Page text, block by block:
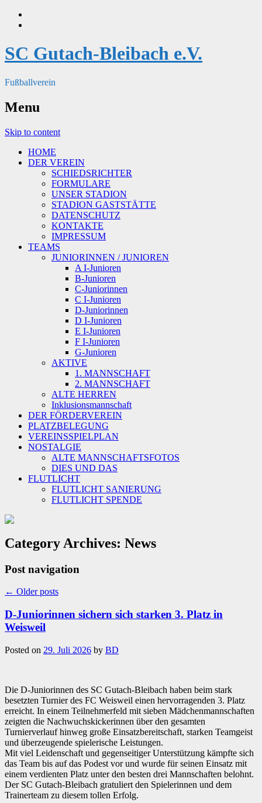
SC Gutach-Bleibach e.V.
Fußballverein
Menu
Skip to content
HOME
DER VEREIN
SCHIEDSRICHTER
FORMULARE
UNSER STADION
STADION GASTSTÄTTE
DATENSCHUTZ
KONTAKTE
IMPRESSUM
TEAMS
JUNIORINNEN / JUNIOREN
A I-Junioren
B-Junioren
C-Juniorinnen
C I-Junioren
D-Juniorinnen
D I-Junioren
E I-Junioren
F I-Junioren
G-Junioren
AKTIVE
1. MANNSCHAFT
2. MANNSCHAFT
ALTE HERREN
Inklusionsmannschaft
DER FÖRDERVEREIN
PLATZBELEGUNG
VEREINSSPIELPLAN
NOSTALGIE
ALTE MANNSCHAFTSFOTOS
DIES UND DAS
FLUTLICHT
FLUTLICHT SANIERUNG
FLUTLICHT SPENDE
Category Archives: News
Post navigation
← Older posts
D-Juniorinnen sichern sich starken 3. Platz in
Weisweil
Posted on 29. Juli 2026 by BD
Die D-Juniorinnen des SC Gutach-Bleibach haben beim stark
besetzten Turnier des FC Weisweil einen hervorragenden 3. Platz
erreicht. In einem Teilnehmerfeld mit sieben Mädchenmannschaften
zeigten die Nachwuchskickerinnen über den gesamten
Turnierverlauf hinweg große Einsatzbereitschaft, starken Teamgeist
und überzeugende spielerische Leistungen.
Mit viel Leidenschaft und gegenseitiger Unterstützung kämpfte sich
das Team bis auf das Podest vor und wurde für seinen Einsatz mit
einem verdienten Platz unter den besten drei Mannschaften belohnt.
Der SC Gutach-Bleibach gratuliert den Spielerinnen und dem
Trainerteam zu diesem tollen Erfolg.